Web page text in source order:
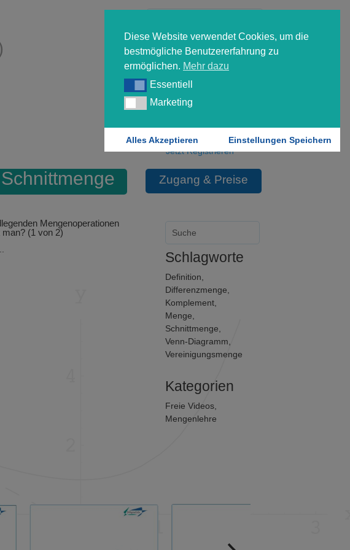
Diese Website verwendet Cookies, um die
bestmögliche Benutzererfahrung zu
ermöglichen. Mehr dazu
EssentiellEssentiell
MarketingMarketing
Alles Akzeptieren Einstellungen Speichern
Forgot your password?
Jetzt Registrieren
Schnittmenge Zugang & Preise
Mengenoperationen
(1 von 2)
Schlagworte
Definition,
Differenzmenge,
Komplement,
Menge,
Schnittmenge,
Venn-Diagramm,
Vereinigungsmenge
Kategorien
Freie Videos,
Mengenlehre